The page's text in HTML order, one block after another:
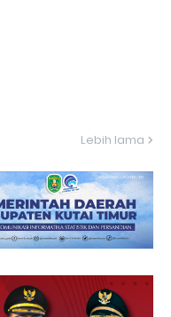
Lebih lama